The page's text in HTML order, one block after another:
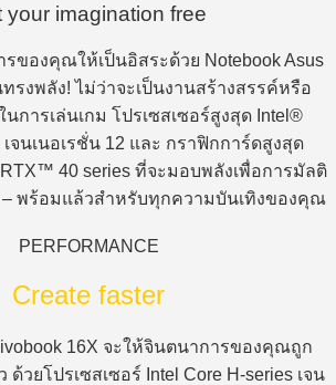
your imagination free
ของคุณให้เป็นอิสระด้วย Notebook Asus
รงพลัง! ไม่ว่าจะเป็นงานสร้างสรรค์หรือ
การเล่นเกม โปรเซสเซอร์สูงสุด Intel®
จนเนอเรชั่น 12 และ กราฟิกการ์ดสูงสุด
RTX™ 40 series ที่จะมอบพลังเพื่อการมัลติ
พร้อมแล้วสำหรับทุกความบันเทิงของคุณ
PERFORMANCE
Create faster
16X จะให้จินตนาการของคุณถูก
ด้วยโปรเซสเซอร์ Intel Core H-series เจน